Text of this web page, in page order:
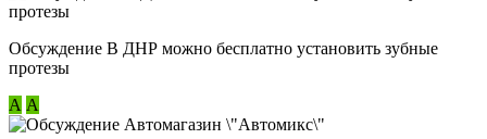
Обсуждение В ДНР можно бесплатно установить зубные
протезы
А А